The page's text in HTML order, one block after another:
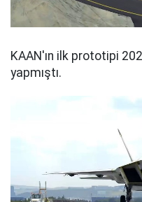
KAAN'ın ilk prototipi
yapmıştı.